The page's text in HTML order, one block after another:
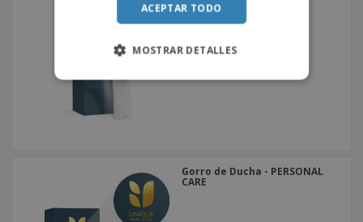
Gorro de Ducha - PERSONAL
CARE
ACEPTAR TODO
MOSTRAR DETALLES